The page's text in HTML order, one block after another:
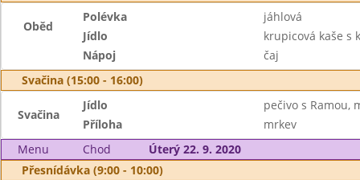
Oběd
Polévka
jáhlová
Jídlo
krupicová kaše s
Nápoj
čaj
Svačina (15:00 - 16:00)
Svačina
Jídlo
pečivo s Ramou,
Příloha
mrkev
Menu
Chod
Úterý 22. 9. 2020
Přesnídávka (9:00 - 10:00)